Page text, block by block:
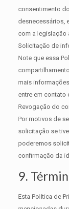
consentimento
desnecessários,
com a legislação
Solicitação de
Note que essa
mais
entre em contato
Revogação do
Por motivos de
solicitação se
poderemos
confirmação da
9.
Esta Política de